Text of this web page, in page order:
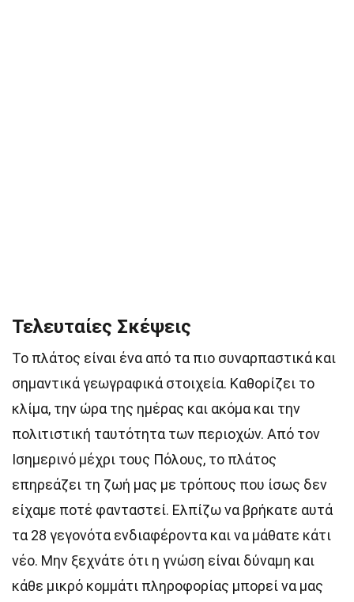
Τελευταίες Σκέψεις
Το πλάτος είναι ένα από τα πιο συναρπαστικά και
σημαντικά γεωγραφικά στοιχεία. Καθορίζει το
κλίμα, την ώρα της ημέρας και ακόμα και την
πολιτιστική ταυτότητα των περιοχών. Από τον
Ισημερινό μέχρι τους Πόλους, το πλάτος
επηρεάζει τη ζωή μας με τρόπους που ίσως δεν
είχαμε ποτέ φανταστεί. Ελπίζω να βρήκατε αυτά
τα 28 γεγονότα ενδιαφέροντα και να μάθατε κάτι
νέο. Μην ξεχνάτε ότι η γνώση είναι δύναμη και
κάθε μικρό κομμάτι πληροφορίας μπορεί να μας